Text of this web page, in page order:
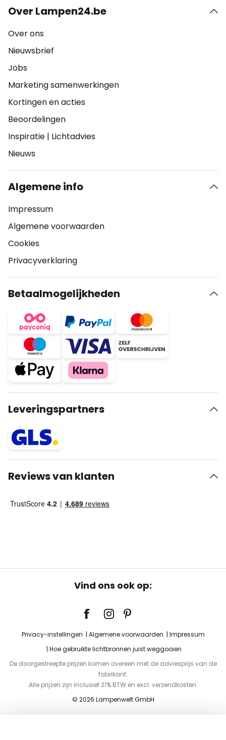
Over Lampen24.be
Over ons
Nieuwsbrief
Jobs
Marketing samenwerkingen
Kortingen en acties
Beoordelingen
Inspiratie | Lichtadvies
Nieuws
Algemene info
Impressum
Algemene voorwaarden
Cookies
Privacyverklaring
Betaalmogelijkheden
Leveringspartners
Reviews van klanten
Vind ons ook op:
Privacy-instellingen Algemene voorwaarden
Impressum
Hoe gebruikte lichtbronnen juist weggooien
De doorgestreepte prijzen komen overeen met de adviesprijs van de
fabrikant.
Alle prijzen zijn inclusief 21% BTW en excl. verzendkosten.
© 2026 Lampenwelt GmbH